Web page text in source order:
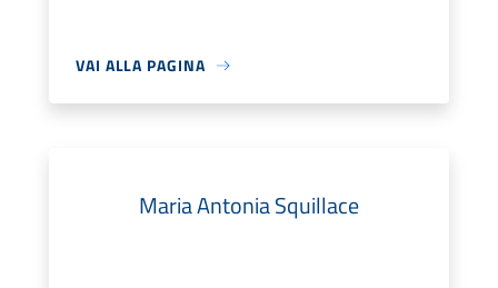
VAI ALLA PAGINA
Maria Antonia Squillace